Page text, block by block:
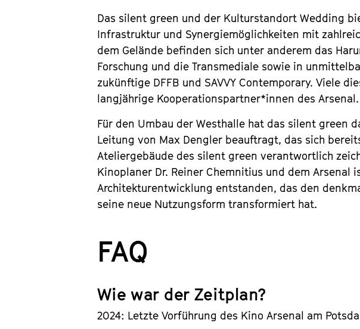
Das silent green und der Kulturstandort Wedding
Infrastruktur und Synergiemöglichkeiten mit
dem Gelände befinden sich unter anderem das
Forschung und die Transmediale sowie in
zukünftige DFFB und SAVVY Contemporary. Viele
langjährige Kooperationspartner*innen des Arsenal.
Für den Umbau der Westhalle hat das silent green
Leitung von Max Dengler beauftragt, das sich
Ateliergebäude des silent green verantwortlich
Kinoplaner Dr. Reiner Chemnitius und dem Arsenal
Architekturentwicklung entstanden, das den
seine neue Nutzungsform transformiert hat.
FAQ
Wie war der Zeitplan?
2024: Letzte Vorführung des Kino Arsenal am